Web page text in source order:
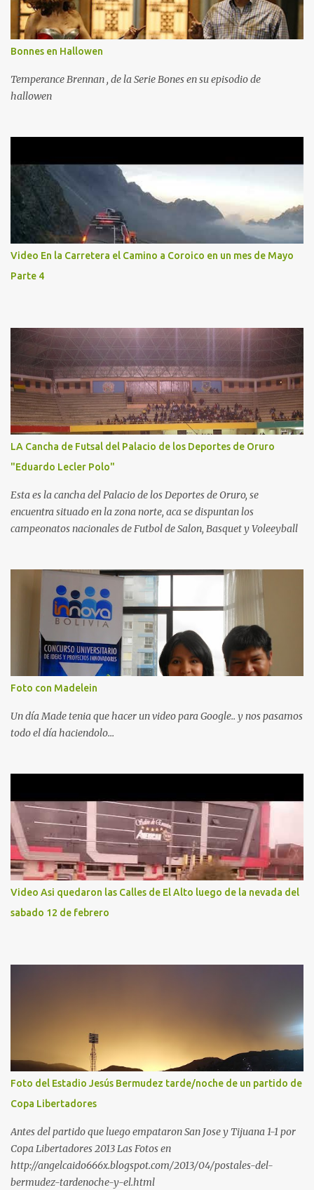
Bonnes en Hallowen
Temperance Brennan , de la Serie Bones en su episodio de
hallowen
Video En la Carretera el Camino a Coroico en un mes de Mayo
Parte 4
LA Cancha de Futsal del Palacio de los Deportes de Oruro
"Eduardo Lecler Polo"
Esta es la cancha del Palacio de los Deportes de Oruro, se
encuentra situado en la zona norte, aca se dispuntan los
campeonatos nacionales de Futbol de Salon, Basquet y Voleeyball
Foto con Madelein
Un día Made tenia que hacer un video para Google.. y nos pasamos
todo el día haciendolo...
Video Asi quedaron las Calles de El Alto luego de la nevada del
sabado 12 de febrero
Foto del Estadio Jesús Bermudez tarde/noche de un partido de
Copa Libertadores
Antes del partido que luego empataron San Jose y Tijuana 1-1 por
Copa Libertadores 2013 Las Fotos en
http://angelcaido666x.blogspot.com/2013/04/postales-del-
bermudez-tardenoche-y-el.html